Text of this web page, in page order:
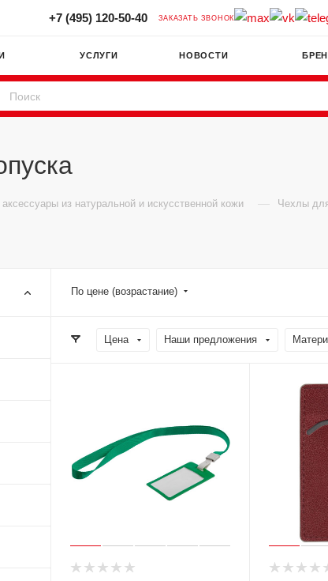
+7 (495) 120-50-40 ЗАКАЗАТЬ ЗВОНОК
УСЛУГИ НОВОСТИ
из натуральной и искусственной кожи — Чехлы
По цене (возрастание)
Цена Наши предложения